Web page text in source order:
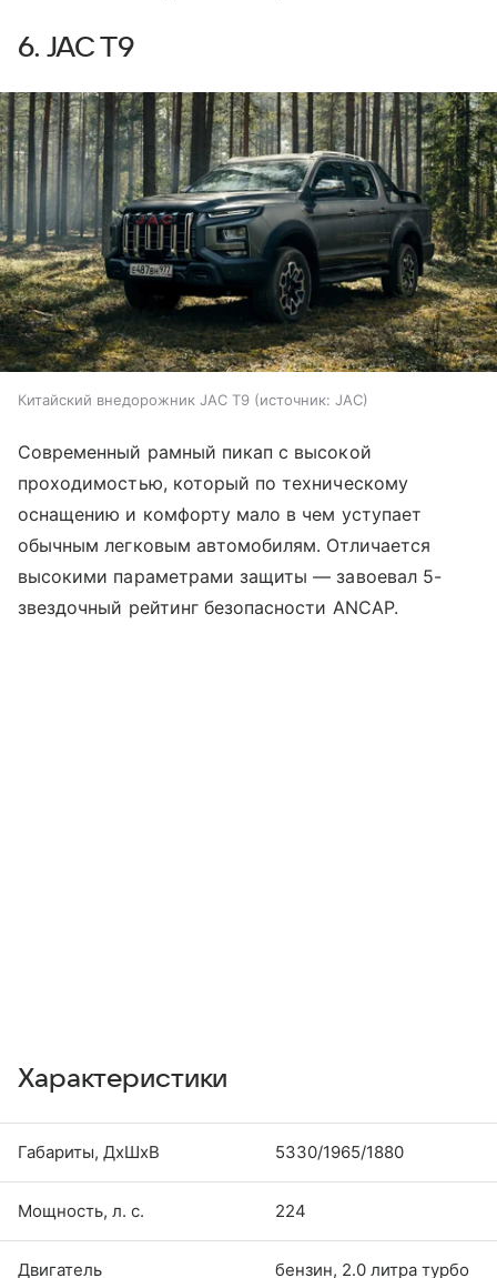
6. JAC T9
Китайский внедорожник JAC T9 источник: JAC
Современный рамный пикап с высокой
проходимостью, который по техническому
оснащению и комфорту мало в чем уступает
обычным легковым автомобилям. Отличается
высокими параметрами защиты — завоевал 5-
звездочный рейтинг безопасности ANCAP.
Характеристики
Габариты, ДхШхВ 5330/1965/1880
Мощность, л. с. 224
Двигатель бензин, 2.0 литра турбо